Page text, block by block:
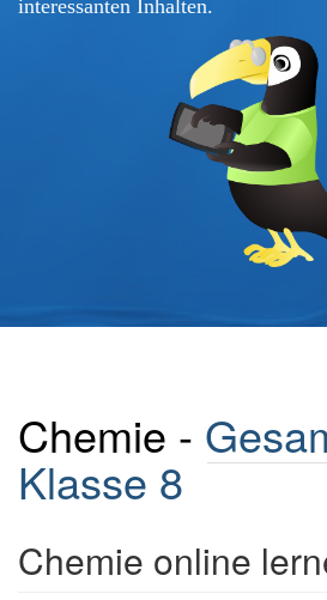
interessanten Inhalten.
Chemie -
Klasse 8
Chemie online